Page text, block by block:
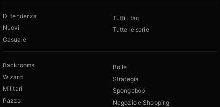
Di tendenza
Nuovi
Casuale
Tutti i tag
Tutte le serie
Backrooms
Wizard
Militari
Pazzo
Bolle
Strategia
Spongebob
Negozio e Shopping